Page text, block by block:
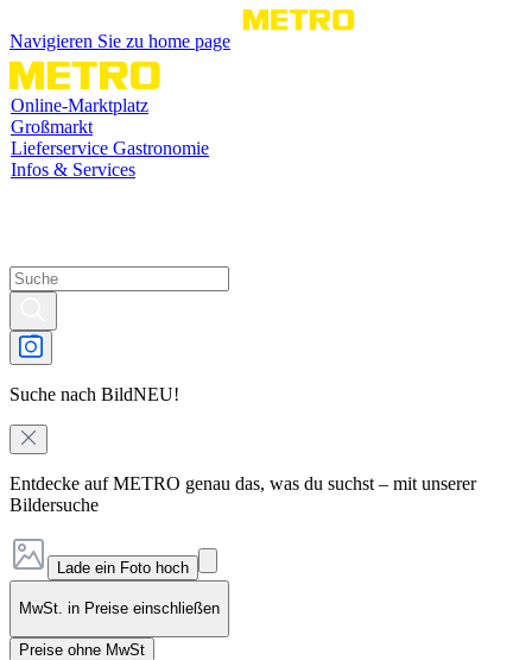
Navigieren Sie zu home page
Online-Marktplatz
Großmarkt
Lieferservice Gastronomie
Infos & Services
Suche nach BildNEU!
Entdecke auf METRO genau das, was du suchst – mit unserer
Bildersuche
Lade ein Foto hoch
MwSt. in Preise einschließen
Preise ohne MwSt